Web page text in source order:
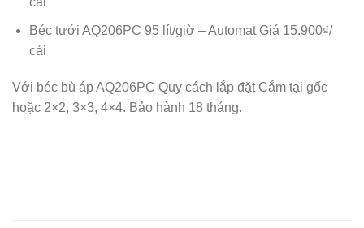
Béc tưới AQ206PC 95 lít/giờ – Automat Giá 15.900₫/
cái
Với béc bù áp AQ206PC Quy cách lắp đặt Cắm tại gốc
hoặc 2×2, 3×3, 4×4. Bảo hành 18 tháng.